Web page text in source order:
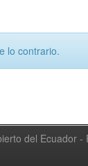
lo contrario.
del Ecuador -